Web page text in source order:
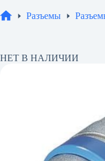
Разъемы
НЕТ В НАЛИЧИИ